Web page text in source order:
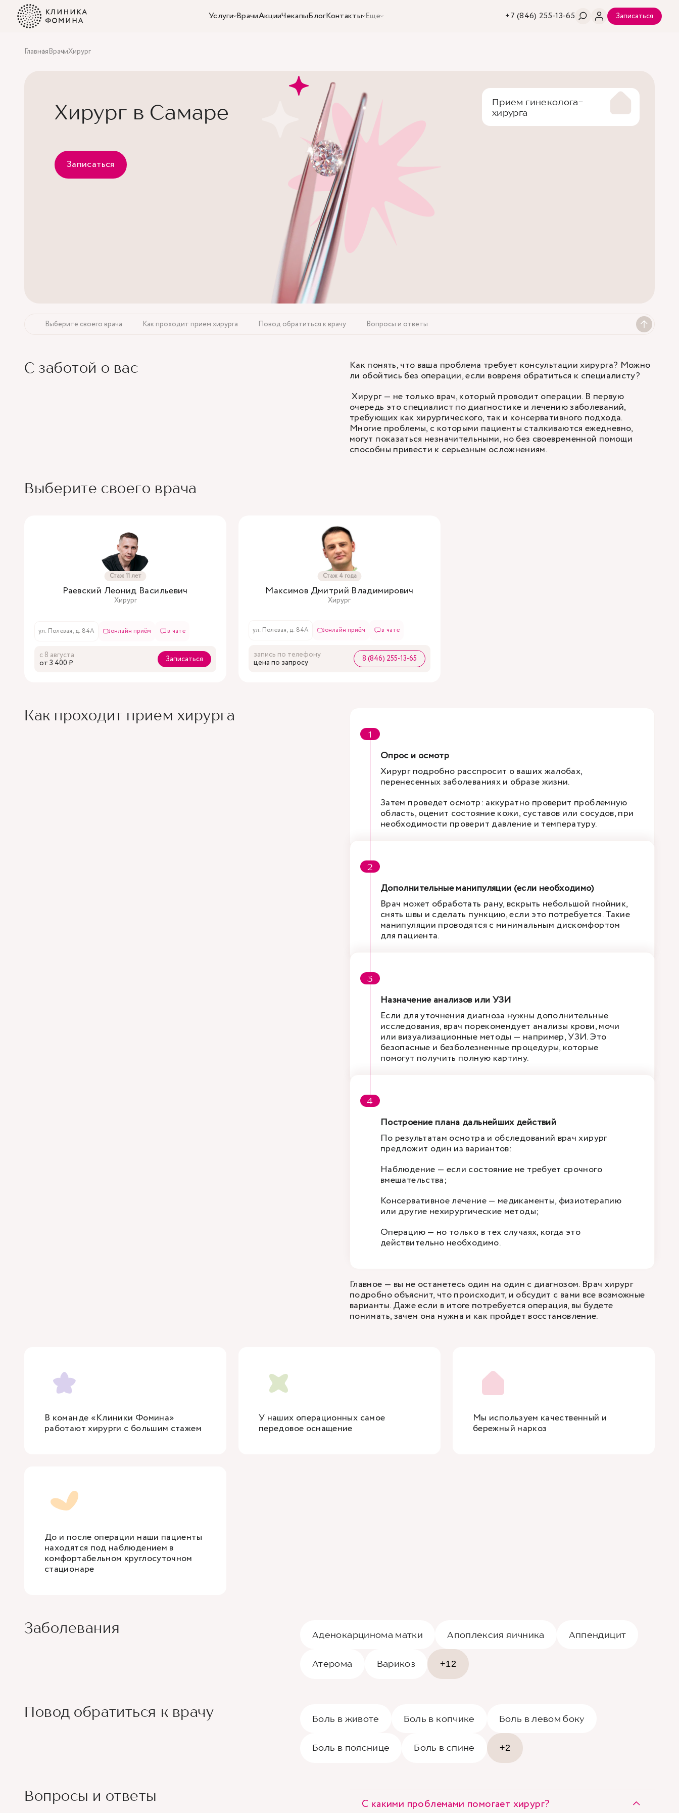
Услуги ВрачиАкцииЧекапыБлогКонтакты Еще +7 (846) 255-13-65 Записаться
ГлавнаяВрачиХирург
Хирург в Самаре
Записаться
Прием гинеколога-
хирурга
Выберите своего врача Как проходит прием хирурга Повод обратиться к врачу Вопросы и ответы
С заботой о вас
Как понять, что ваша проблема требует консультации хирурга? Можно
ли обойтись без операции, если вовремя обратиться к специалисту?
Хирург — не только врач, который проводит операции. В первую
очередь это специалист по диагностике и лечению заболеваний,
требующих как хирургического, так и консервативного подхода.
Многие проблемы, с которыми пациенты сталкиваются ежедневно,
могут показаться незначительными, но без своевременной помощи
способны привести к серьезным осложнениям.
Выберите своего врача
Стаж 11 лет
Раевский Леонид Васильевич
Хирург
ул. Полевая, д. 84А онлайн приём в чате
с 8 августа
oт 3 400 ₽
Записаться
Стаж 4 года
Максимов Дмитрий Владимирович
Хирург
ул. Полевая, д. 84А онлайн приём в чате
запись по телефону
цена по запросу
8 (846) 255-13-65
Как проходит прием хирурга
Опрос и осмотр
Хирург подробно расспросит о ваших жалобах,
перенесенных заболеваниях и образе жизни.
Затем проведет осмотр: аккуратно проверит проблемную
область, оценит состояние кожи, суставов или сосудов, при
необходимости проверит давление и температуру.
Дополнительные манипуляции (если необходимо)
Врач может обработать рану, вскрыть небольшой гнойник,
снять швы и сделать пункцию, если это потребуется. Такие
манипуляции проводятся с минимальным дискомфортом
для пациента.
Назначение анализов или УЗИ
Если для уточнения диагноза нужны дополнительные
исследования, врач порекомендует анализы крови, мочи
или визуализационные методы — например, УЗИ. Это
безопасные и безболезненные процедуры, которые
помогут получить полную картину.
Построение плана дальнейших действий
По результатам осмотра и обследований врач хирург
предложит один из вариантов:
Наблюдение — если состояние не требует срочного
вмешательства;
Консервативное лечение — медикаменты, физиотерапию
или другие нехирургические методы;
Операцию — но только в тех случаях, когда это
действительно необходимо.
Главное — вы не останетесь один на один с диагнозом. Врач хирург
подробно объяснит, что происходит, и обсудит с вами все возможные
варианты. Даже если в итоге потребуется операция, вы будете
понимать, зачем она нужна и как пройдет восстановление.
В команде «Клиники Фомина»
работают хирурги с большим стажем
У наших операционных самое
передовое оснащение
Мы используем качественный и
бережный наркоз
До и после операции наши пациенты
находятся под наблюдением в
комфортабельном круглосуточном
стационаре
Заболевания Аденокарцинома матки Апоплексия яичника Аппендицит
Атерома Варикоз +12
Повод обратиться к врачу Боль в животе Боль в копчике Боль в левом боку
Боль в пояснице Боль в спине +2
Вопросы и ответы
С какими проблемами помогает хирург?